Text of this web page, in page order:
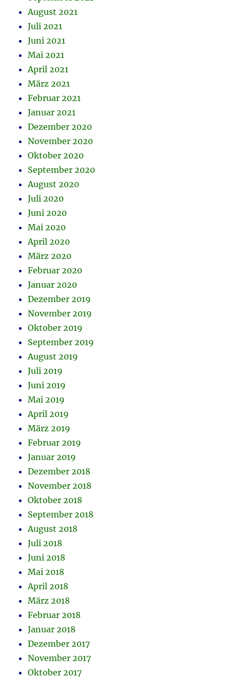
August 2021
Juli 2021
Juni 2021
Mai 2021
April 2021
März 2021
Februar 2021
Januar 2021
Dezember 2020
November 2020
Oktober 2020
September 2020
August 2020
Juli 2020
Juni 2020
Mai 2020
April 2020
März 2020
Februar 2020
Januar 2020
Dezember 2019
November 2019
Oktober 2019
September 2019
August 2019
Juli 2019
Juni 2019
Mai 2019
April 2019
März 2019
Februar 2019
Januar 2019
Dezember 2018
November 2018
Oktober 2018
September 2018
August 2018
Juli 2018
Juni 2018
Mai 2018
April 2018
März 2018
Februar 2018
Januar 2018
Dezember 2017
November 2017
Oktober 2017